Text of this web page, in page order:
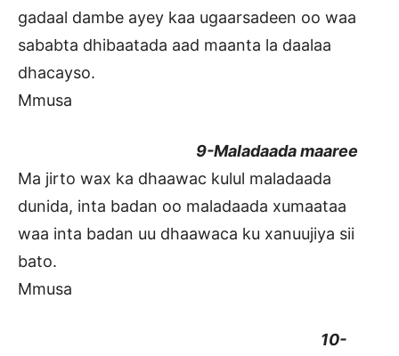
gadaal dambe ayey kaa ugaarsadeen oo waa
sababta dhibaatada aad maanta la daalaa
dhacayso.
Mmusa
9-Maladaada maaree
Ma jirto wax ka dhaawac kulul maladaada
dunida, inta badan oo maladaada xumaataa
waa inta badan uu dhaawaca ku xanuujiya sii
bato.
Mmusa
10-